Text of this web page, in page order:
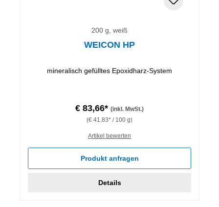
200 g, weiß
WEICON HP
mineralisch gefülltes Epoxidharz-System
€ 83,66* (inkl. MwSt.)
(€ 41,83* / 100 g)
Artikel bewerten
Produkt anfragen
Details